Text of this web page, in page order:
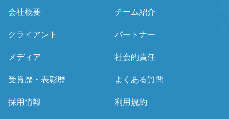
会社概要 チーム紹介
クライアント パートナー
メディア 社会的責任
受賞歴・表彰歴 よくある質問
採用情報 利用規約